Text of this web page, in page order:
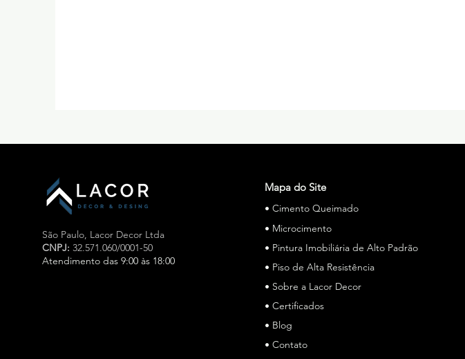
São Paulo, Lacor Decor Ltda
CNPJ: 32.571.060/0001-50
Atendimento das 9:00 às 18:00
Especialista em cimento queimado e microcimento em
São Paulo, a Lacor Decor atua há mais de 15 anos, a
Lacor Decor é especialista em cimento queimado e
microcimento em São Paulo, oferecendo soluções de
alto padrão para pisos e revestimentos. Referência no
Mapa do Site
• Cimento Queimado
• Microcimento
• Pintura Imobiliária de Alto Padrão
• Piso de Alta Resistência
• Sobre a Lacor Decor
• Certificados
• Blog
• Contato